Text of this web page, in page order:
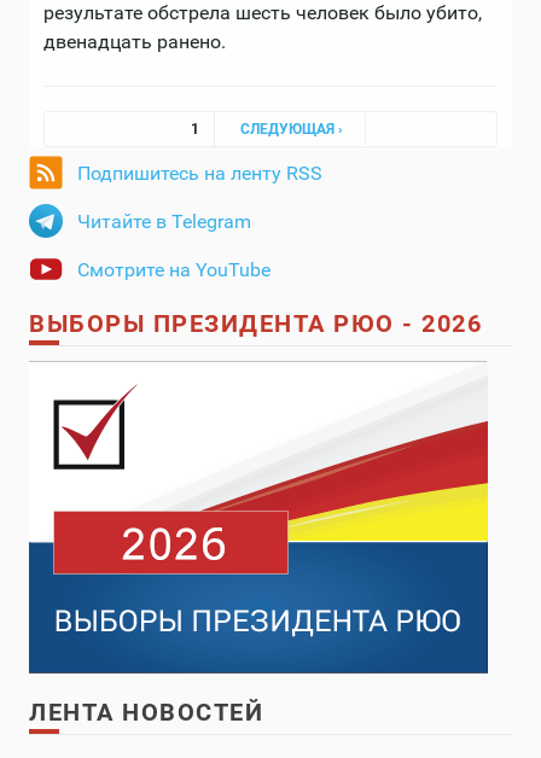
результате обстрела шесть человек было убито,
двенадцать ранено.
Страницы
1 СЛЕДУЮЩАЯ ›
Подпишитесь на ленту RSS
Читайте в Telegram
Смотрите на YouTube
ВЫБОРЫ ПРЕЗИДЕНТА РЮО - 2026
ЛЕНТА НОВОСТЕЙ